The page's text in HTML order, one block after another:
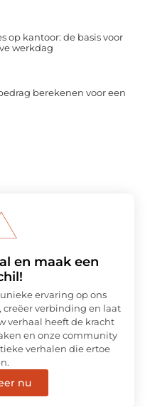
op kantoor: de basis voor
werkdag
berekenen voor een
en maak een
ervaring op ons
creëer verbinding en laat
verhaal heeft de kracht
en onze community
verhalen die ertoe
nu